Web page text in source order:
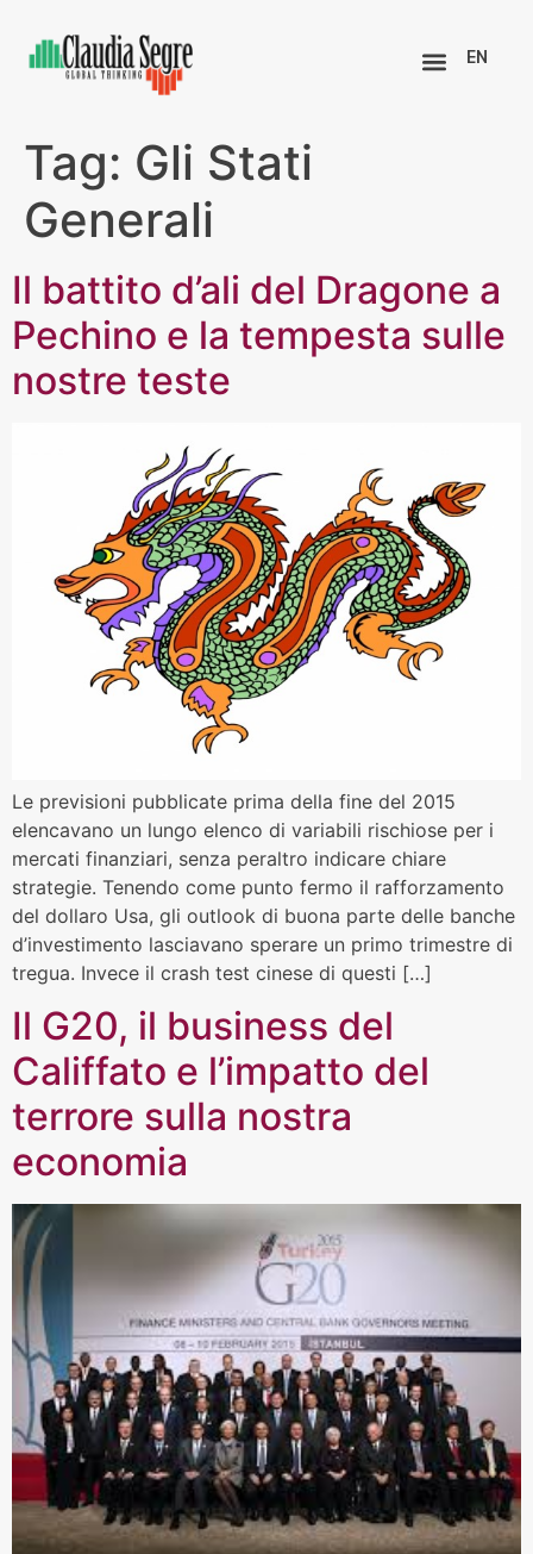
EN
Tag: Gli Stati
Generali
Il battito d’ali del Dragone a
Pechino e la tempesta sulle
nostre teste
Le previsioni pubblicate prima della fine del 2015
elencavano un lungo elenco di variabili rischiose per i
mercati finanziari, senza peraltro indicare chiare
strategie. Tenendo come punto fermo il rafforzamento
del dollaro Usa, gli outlook di buona parte delle banche
d’investimento lasciavano sperare un primo trimestre di
tregua. Invece il crash test cinese di questi […]
Il G20, il business del
Califfato e l’impatto del
terrore sulla nostra
economia